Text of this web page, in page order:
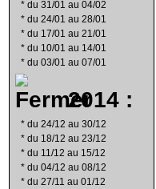
* du 31/01 au 04/02
* du 24/01 au 28/01
* du 17/01 au 21/01
* du 10/01 au 14/01
* du 03/01 au 07/01
2014 :
* du 24/12 au 30/12
* du 18/12 au 23/12
* du 11/12 au 15/12
* du 04/12 au 08/12
* du 27/11 au 01/12